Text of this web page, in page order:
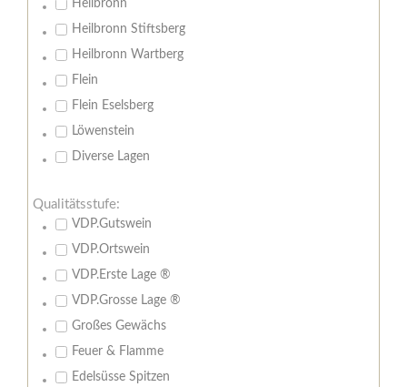
Heilbronn
Heilbronn Stiftsberg
Heilbronn Wartberg
Flein
Flein Eselsberg
Löwenstein
Diverse Lagen
Qualitätsstufe:
VDP.Gutswein
VDP.Ortswein
VDP.Erste Lage ®
VDP.Grosse Lage ®
Großes Gewächs
Feuer & Flamme
Edelsüsse Spitzen